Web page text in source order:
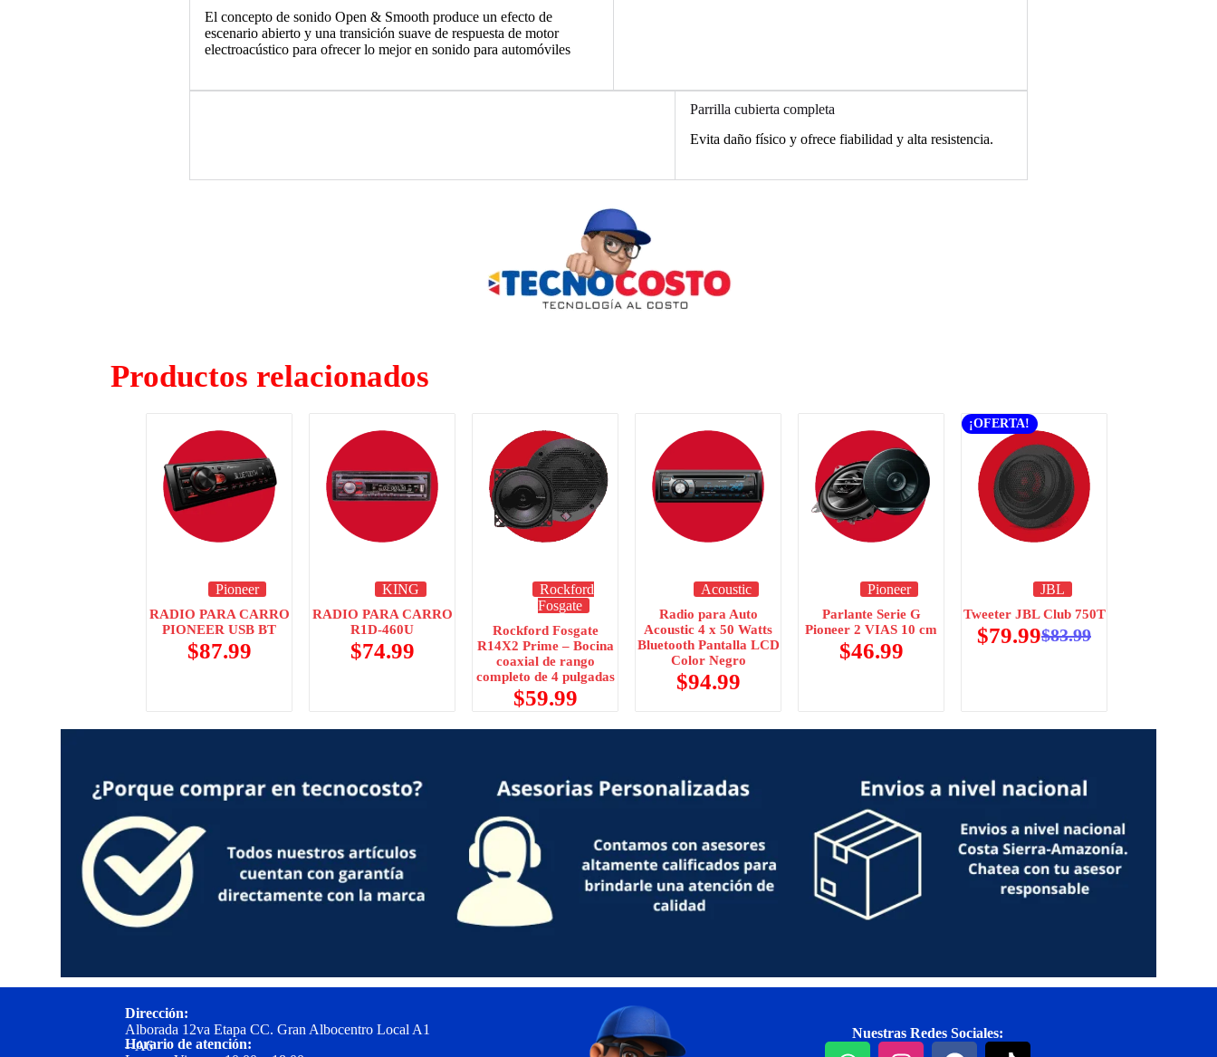
El concepto de sonido Open & Smooth produce un efecto de
escenario abierto y una transición suave de respuesta de motor
electroacústico para ofrecer lo mejor en sonido para automóviles
Parrilla cubierta completa
Evita daño físico y ofrece fiabilidad y alta resistencia.
Productos relacionados
Pioneer
RADIO PARA CARRO
PIONEER USB BT
$87.99
KING
RADIO PARA CARRO
R1D-460U
$74.99
Rockford
Fosgate
Rockford Fosgate
R14X2 Prime – Bocina
coaxial de rango
completo de 4 pulgadas
$59.99
Acoustic
Radio para Auto
Acoustic 4 x 50 Watts
Bluetooth Pantalla LCD
Color Negro
$94.99
Pioneer
Parlante Serie G
Pioneer 2 VIAS 10 cm
$46.99
¡OFERTA!
JBL
Tweeter JBL Club 750T
$83.99
$79.99
Dirección:
Alborada 12va Etapa CC. Gran Albocentro Local A1
– A6
Horario de atención:
Nuestras Redes Sociales: